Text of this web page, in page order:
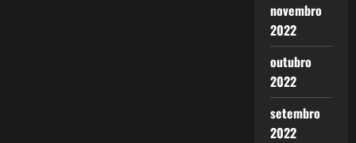
novembro
2022
outubro
2022
setembro
2022